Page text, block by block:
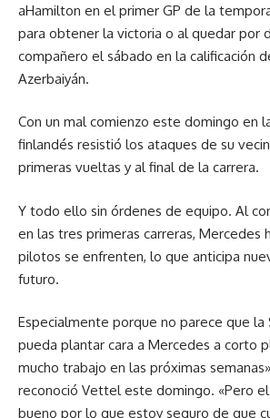
aHamilton en el primer GP de la
para obtener la victoria o al quedar por
compañero el sábado en la calificación
Azerbaiyán.
Con un mal comienzo este domingo en
finlandés resistió los ataques de su
primeras vueltas y al final de la carrera.
Y todo ello sin órdenes de equipo. Al
en las tres primeras carreras, Mercedes
pilotos se enfrenten, lo que anticipa
futuro.
Especialmente porque no parece que la
pueda plantar cara a Mercedes a corto
mucho trabajo en las próximas
reconoció Vettel este domingo. «Pero
bueno por lo que estoy seguro de que